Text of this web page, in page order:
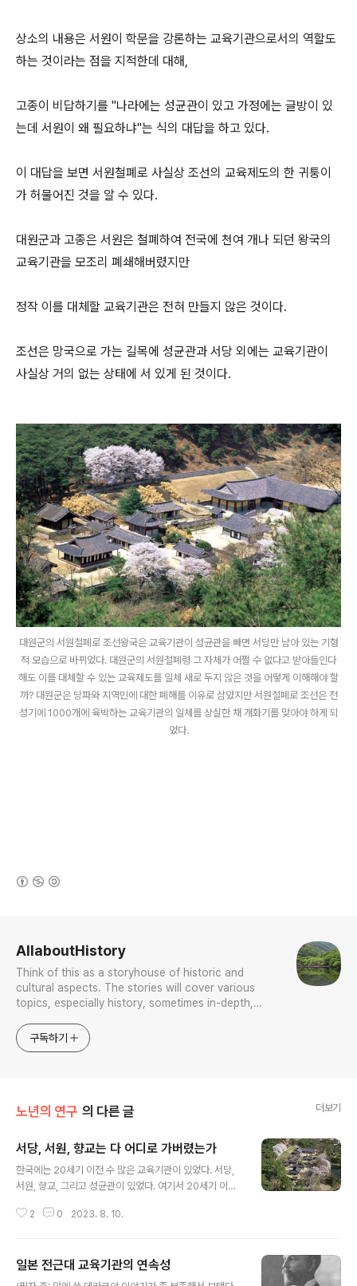
상소의 내용은 서원이 학문을 강론하는 교육기관으로서의 역할도
하는 것이라는 점을 지적한데 대해,
고종이 비답하기를 "나라에는 성균관이 있고 가정에는 글방이 있
는데 서원이 왜 필요하냐"는 식의 대답을 하고 있다.
이 대답을 보면 서원철폐로 사실상 조선의 교육제도의 한 귀퉁이
가 허물어진 것을 알 수 있다.
대원군과 고종은 서원은 철폐하여 전국에 천여 개나 되던 왕국의
교육기관을 모조리 폐쇄해버렸지만
정작 이를 대체할 교육기관은 전혀 만들지 않은 것이다.
조선은 망국으로 가는 길목에 성균관과 서당 외에는 교육기관이
사실상 거의 없는 상태에 서 있게 된 것이다.
대원군의 서원철폐로 조선왕국은 교육기관이 성균관을 빼면 서당만 남아 있는 기형
적 모습으로 바뀌었다. 대원군의 서원철폐령 그 자체가 어쩔 수 없다고 받아들인다
해도 이를 대체할 수 있는 교육제도를 일체 새로 두지 않은 것을 어떻게 이해해야 할
까? 대원군은 당파와 지역민에 대한 폐해를 이유로 삼았지만 서원철폐로 조선은 전
성기에 1000개에 육박하는 교육기관의 일체를 상실한 채 개화기를 맞아야 하게 되
었다.
AllaboutHistory
Think of this as a storyhouse of historic and
cultural aspects. The stories will cover various
topics, especially history, sometimes in-depth,
approach will be to resist any common sense or
generalized viewpoint
구독하기
노년의 연구 의 다른 글 더보기
서당, 서원, 향교는 다 어디로 가버렸는가
한국에는 20세기 이전 수 많은 교육기관이 있었다. 서당,
서원, 향교, 그리고 성균관이 있었다. 여기서 20세기 이후
까? 놀랍게도 그 숫자는 1이다. 성균관만 살아 남았다. 그것
들은 20세기의 개막과 함께 모두 다 살처분되어버렸을까?
조선땅에는 1920년대까지도 서당이 2만 5천개, 대원군의
2 0 2023. 8. 10.
일본 전근대 교육기관의 연속성